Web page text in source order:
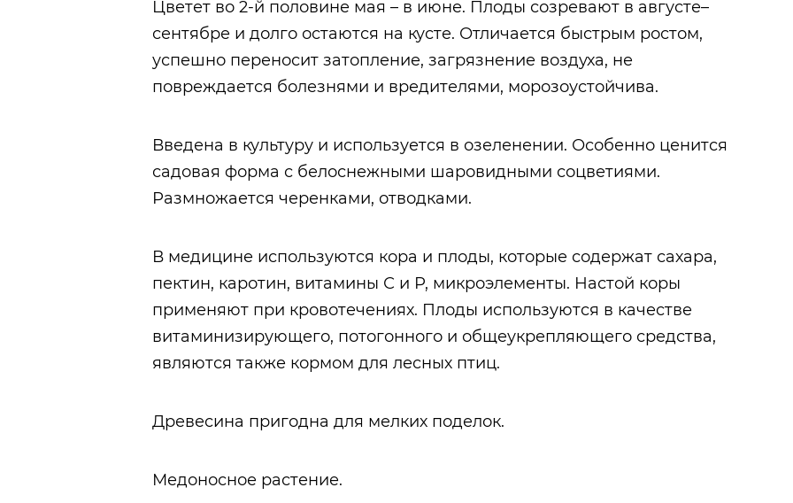
Цветет во 2-й половине мая – в июне. Плоды созревают в августе–
сентябре и долго остаются на кусте. Отличается быстрым ростом,
успешно переносит затопление, загрязнение воздуха, не
повреждается болезнями и вредителями, морозоустойчива.
Введена в культуру и используется в озеленении. Особенно ценится
садовая форма с белоснежными шаровидными соцветиями.
Размножается черенками, отводками.
В медицине используются кора и плоды, которые содержат сахара,
пектин, каротин, витамины С и Р, микроэлементы. Настой коры
применяют при кровотечениях. Плоды используются в качестве
витаминизирующего, потогонного и общеукрепляющего средства,
являются также кормом для лесных птиц.
Древесина пригодна для мелких поделок.
Медоносное растение.